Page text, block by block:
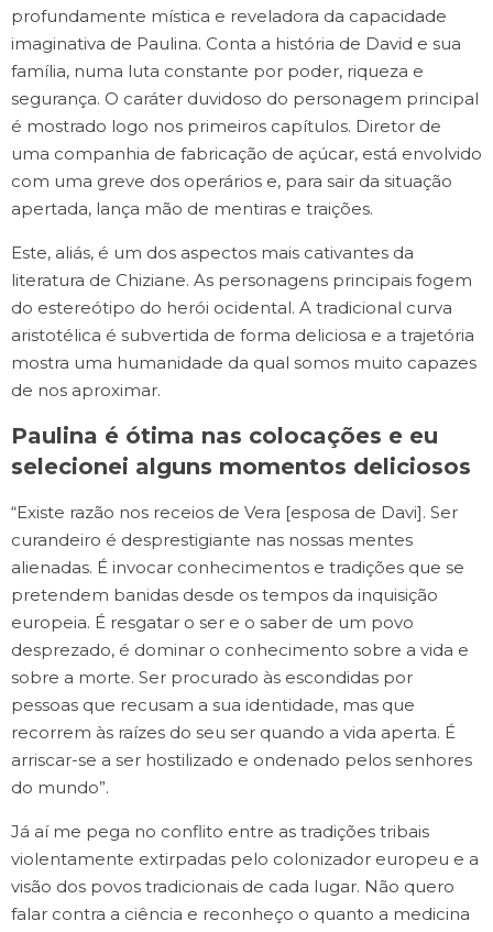
profundamente mística e reveladora da capacidade
imaginativa de Paulina. Conta a história de David e sua
família, numa luta constante por poder, riqueza e
segurança. O caráter duvidoso do personagem principal
é mostrado logo nos primeiros capítulos. Diretor de
uma companhia de fabricação de açúcar, está envolvido
com uma greve dos operários e, para sair da situação
apertada, lança mão de mentiras e traições.
Este, aliás, é um dos aspectos mais cativantes da
literatura de Chiziane. As personagens principais fogem
do estereótipo do herói ocidental. A tradicional curva
aristotélica é subvertida de forma deliciosa e a trajetória
mostra uma humanidade da qual somos muito capazes
de nos aproximar.
Paulina é ótima nas colocações e eu
selecionei alguns momentos deliciosos
“Existe razão nos receios de Vera [esposa de Davi]. Ser
curandeiro é desprestigiante nas nossas mentes
alienadas. É invocar conhecimentos e tradições que se
pretendem banidas desde os tempos da inquisição
europeia. É resgatar o ser e o saber de um povo
desprezado, é dominar o conhecimento sobre a vida e
sobre a morte. Ser procurado às escondidas por
pessoas que recusam a sua identidade, mas que
recorrem às raízes do seu ser quando a vida aperta. É
arriscar-se a ser hostilizado e ondenado pelos senhores
do mundo”.
Já aí me pega no conflito entre as tradições tribais
violentamente extirpadas pelo colonizador europeu e a
visão dos povos tradicionais de cada lugar. Não quero
falar contra a ciência e reconheço o quanto a medicina